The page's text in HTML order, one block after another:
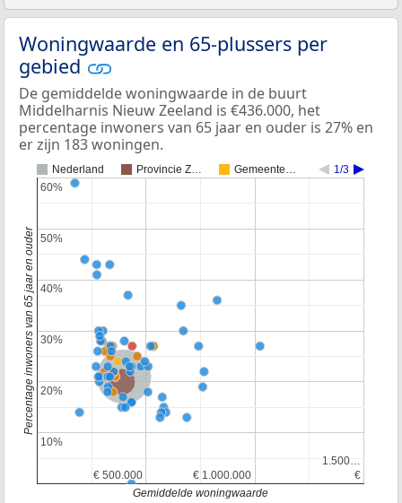
Woningwaarde en 65-plussers per
gebied
De gemiddelde woningwaarde in de buurt
Middelharnis Nieuw Zeeland is €436.000, het
percentage inwoners van 65 jaar en ouder is 27% en
er zijn 183 woningen.
Nederland Provincie Z… Gemeente… 1/3
Nederland
Provincie Zuid-Holland
€ 500.000
€ 500.000 € 1.000.000
€ 1.000.000 €
€
1.500…
1.500…
10%
10%
20%
20%
30%
30%
40%
40%
50%
50%
60%
60%
Gemiddelde woningwaarde
Percentage inwoners van 65 jaar en ouder